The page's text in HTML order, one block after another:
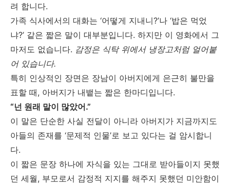
려 합니다.
가족 식사에서의 대화는 ‘어떻게 지내니?’나 ‘밥은 먹었
냐?’ 같은 짧은 말이 대부분입니다. 하지만 이 영화에서 그
마저도 없습니다. 감정은 식탁 위에서 냉장고처럼 얼어붙
어 있습니다.
특히 인상적인 장면은 장남이 아버지에게 은근히 불만을
표할 때, 아버지가 내뱉는 짧은 한마디입니다.
“넌 원래 말이 많았어.”
이 말은 단순한 사실 전달이 아니라 아버지가 지금까지도
아들의 존재를 ‘문제적 인물’로 보고 있다는 걸 암시합니
다.
이 짧은 문장 하나에 자식을 있는 그대로 받아들이지 못했
던 세월, 부모로서 감정적 지지를 해주지 못했던 미안함이